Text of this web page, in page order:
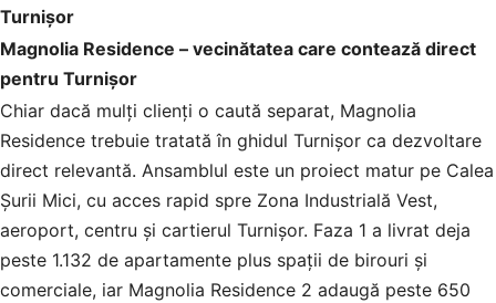
Turnișor
Magnolia Residence – vecinătatea care contează direct
pentru Turnișor
Chiar dacă mulți clienți o caută separat, Magnolia
Residence trebuie tratată în ghidul Turnișor ca dezvoltare
direct relevantă. Ansamblul este un proiect matur pe Calea
Șurii Mici, cu acces rapid spre Zona Industrială Vest,
aeroport, centru și cartierul Turnișor. Faza 1 a livrat deja
peste 1.132 de apartamente plus spații de birouri și
comerciale, iar Magnolia Residence 2 adaugă peste 650